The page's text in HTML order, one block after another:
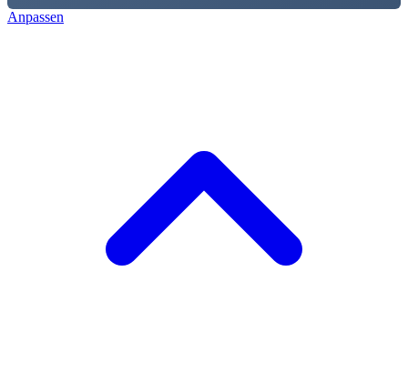
Anpassen